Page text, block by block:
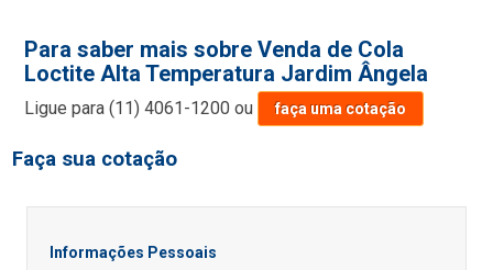
Para saber mais sobre Venda de Cola
Loctite Alta Temperatura Jardim Ângela
Ligue para(11) 4061-1200 ou faça uma cotação
Faça sua cotação
Informações Pessoais